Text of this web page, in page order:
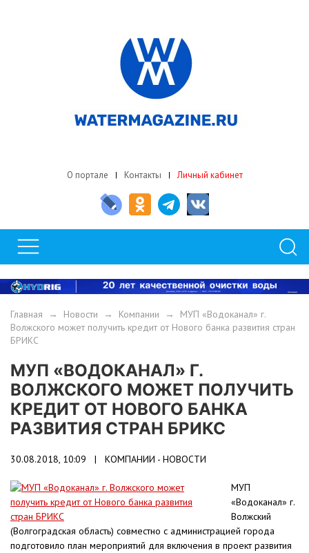
О портале Контакты Личный кабинет
Главная → Новости → Компании → МУП «Водоканал» г.
Волжского может получить кредит от Нового банка развития стран
БРИКС
МУП «ВОДОКАНАЛ» Г.
ВОЛЖСКОГО МОЖЕТ ПОЛУЧИТЬ
КРЕДИТ ОТ НОВОГО БАНКА
РАЗВИТИЯ СТРАН БРИКС
30.08.2018, 10:09 | КОМПАНИИ - НОВОСТИ
МУП
«Водоканал» г.
Волжский
(Волгоградская область) совместно с администрацией города
подготовило план мероприятий для включения в проект развития